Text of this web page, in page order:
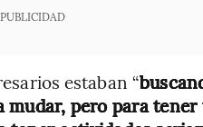
PUBLICIDAD
estaban “
mudar, pero para